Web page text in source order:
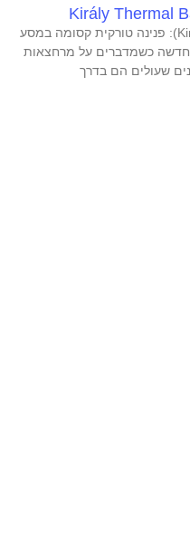
מרחצאות קיראי בבודפשט (Király Bath): פנינה טורקית קסומה במסע
חדשה כשמדברים על מרחצאות
שעולים הם בדרך